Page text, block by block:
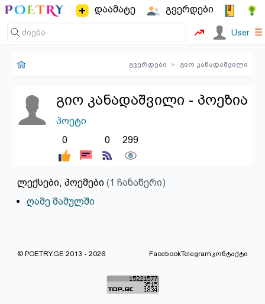
დაამატე გვერდები
User ☰
გვერდები ▸ გიო კანადაშვილი
გიო კანადაშვილი - პოეზია
პოეტი
0
0 299
ლექსები, პოემები (1 ჩანაწერი)
ღამე მამულში
© POETRY.GE 2013 - 2026 FacebookTelegramკონტაქტი